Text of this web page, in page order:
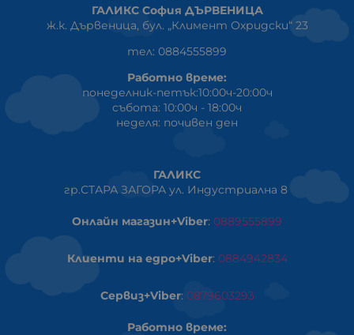
ГАЛИКС София ДЪРВЕНИЦА
ж.к. Дървеница, бул. „Климент Охридски“ 23
тел: 0884555899
Работно време:
понеделник-петък:10:00ч-20:00ч
събота: 10:00ч - 18:00ч
неделя: почивен ден
ГАЛИКС
гр.СТАРА ЗАГОРА ул. Индустриална 8
Онлайн магазин+Viber: 0889555899
Клиенти на едро+Viber: 0884942834
Сервиз+Viber: 0879603293
Работно време: